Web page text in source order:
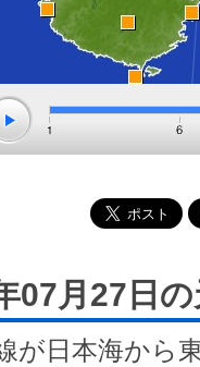
07月27日
が日本海から